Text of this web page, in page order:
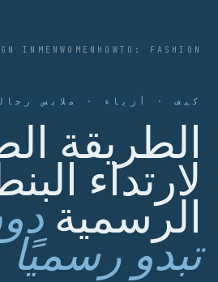
HOWTO: FASHION
WOMEN
MEN
IN
كيف · أزياء · ملابس
الطريقة
لارتداء
الرسمية
تبدو رسميًا